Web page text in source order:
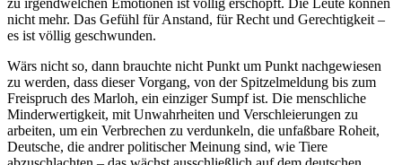
nicht mehr. Das Gefühl für Anstand, für Recht und Gerechtigkeit –
es ist völlig geschwunden.
Wärs nicht so, dann brauchte nicht Punkt um Punkt nachgewiesen
zu werden, dass dieser Vorgang, von der Spitzelmeldung bis zum
Freispruch des Marloh, ein einziger Sumpf ist. Die menschliche
Minderwertigkeit, mit Unwahrheiten und Verschleierungen zu
arbeiten, um ein Verbrechen zu verdunkeln, die unfaßbare Roheit,
Deutsche, die andrer politischer Meinung sind, wie Tiere